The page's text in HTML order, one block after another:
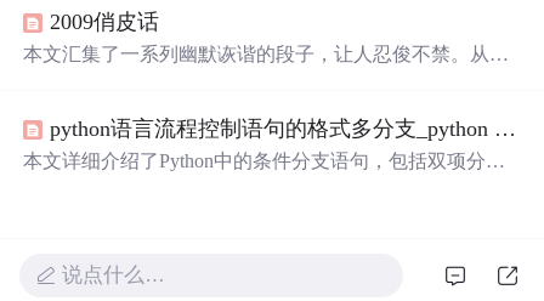
2009俏皮话
本文汇集了一系列幽默诙谐的段子，让人忍俊不禁。从生
python语言流程控制语句的格式多分支_python 流程控制语句多项分支
本文详细介绍了Python中的条件分支语句，包括双项分
说点什么…